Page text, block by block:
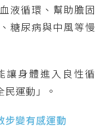
液循環、幫助膽固
糖尿病與中風等慢
讓身體進入良性循
運動」。
步變有感運動